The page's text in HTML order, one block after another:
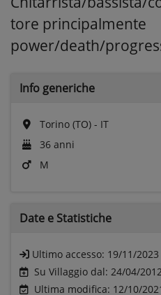
tore principalmente
power/death/
Info generiche
Torino (TO) - IT
36 anni
M
Date e Statistiche
Ultimo accesso: 19/11/2023
Su Villaggio dal: 24/04/2012
Ultima modifica: 12/10/